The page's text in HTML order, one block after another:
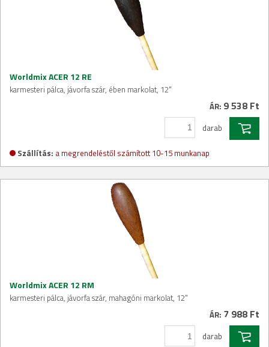
Worldmix ACER 12 RE
karmesteri pálca, jávorfa szár, ében markolat, 12"
ÁR: 9 538 Ft
darab
Szállítás: a megrendeléstől számított 10-15 munkanap
Worldmix ACER 12 RM
karmesteri pálca, jávorfa szár, mahagóni markolat, 12"
ÁR: 7 988 Ft
darab